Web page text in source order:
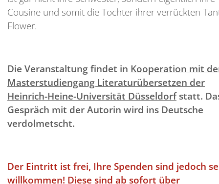
Cousine und somit die Tochter ihrer verrückten
Flower.
Die Veranstaltung findet in Kooperation mit
Masterstudiengang Literaturübersetzen der
Heinrich-Heine-Universität Düsseldorfstatt.
Gespräch mit der Autorin wird ins Deutsche
verdolmetscht.
Der Eintritt ist frei, Ihre Spenden sind jedoch
willkommen! Diese sind ab sofort über